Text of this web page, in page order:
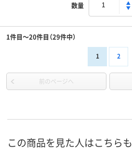
数量
1件目～20件目（29件中）
1 2
前のページへ
この商品を見た人はこちら